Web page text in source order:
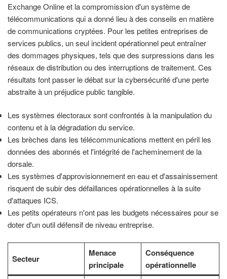
Exchange Online et la compromission d'un système de
télécommunications qui a donné lieu à des conseils en matière
de communications cryptées. Pour les petites entreprises de
services publics, un seul incident opérationnel peut entraîner
des dommages physiques, tels que des surpressions dans les
réseaux de distribution ou des interruptions de traitement. Ces
résultats font passer le débat sur la cybersécurité d'une perte
abstraite à un préjudice public tangible.
Les systèmes électoraux sont confrontés à la manipulation du
contenu et à la dégradation du service.
Les brèches dans les télécommunications mettent en péril les
données des abonnés et l'intégrité de l'acheminement de la
dorsale.
Les systèmes d'approvisionnement en eau et d'assainissement
risquent de subir des défaillances opérationnelles à la suite
d'attaques ICS.
Les petits opérateurs n'ont pas les budgets nécessaires pour se
doter d'un outil défensif de niveau entreprise.
Secteur
Menace
principale
Conséquence
opérationnelle